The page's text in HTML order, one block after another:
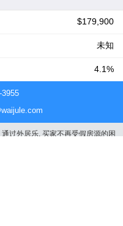
$179,900
未知
4.1%
3955
过外居乐, 买家不再受假房源的困